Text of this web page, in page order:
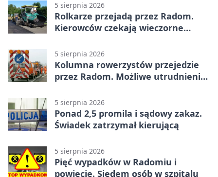
5 sierpnia 2026
Rolkarze przejadą przez Radom.
Kierowców czekają wieczorne
5 sierpnia 2026
Kolumna rowerzystów przejedzie
przez Radom. Możliwe utrudnienia
5 sierpnia 2026
Ponad 2,5 promila i sądowy zakaz.
Świadek zatrzymał kierującą
5 sierpnia 2026
Pięć wypadków w Radomiu i
powiecie. Siedem osób w szpitalu